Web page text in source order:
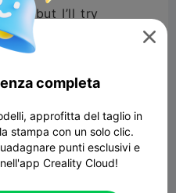
it but I’ll try

completa
approfitta del taglio in
stampa con un solo clic.
punti esclusivi e
Creality Cloud!